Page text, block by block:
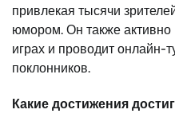
привлекая тысячи
юмором. Он также активно
играх и проводит онлайн-
поклонников.
Какие достижения